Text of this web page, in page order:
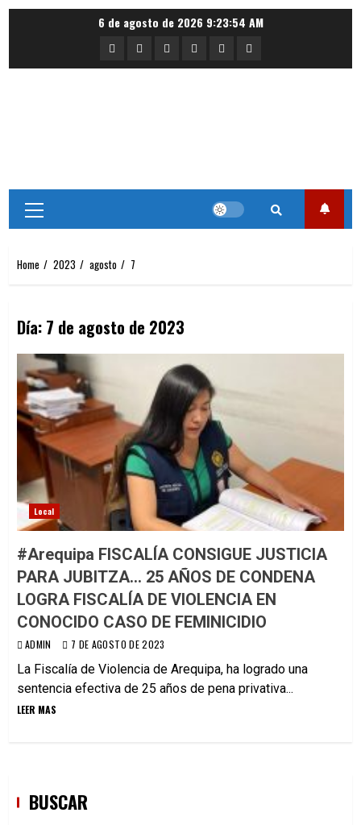
6 de agosto de 2026 9:23:54 AM
PortadaNacionalInternacional
DeportesRegional
Local
Primary
Menu
Home 2023 agosto 7
Día: 7 de agosto de 2023
Local
#Arequipa FISCALÍA CONSIGUE JUSTICIA
PARA JUBITZA… 25 AÑOS DE CONDENA
LOGRA FISCALÍA DE VIOLENCIA EN
CONOCIDO CASO DE FEMINICIDIO
ADMIN 7 DE AGOSTO DE 2023
La Fiscalía de Violencia de Arequipa, ha logrado una
sentencia efectiva de 25 años de pena privativa...
LEER MAS
BUSCAR